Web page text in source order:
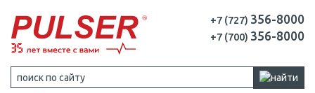
+7 (727) 356-8000
+7 (700) 356-8000